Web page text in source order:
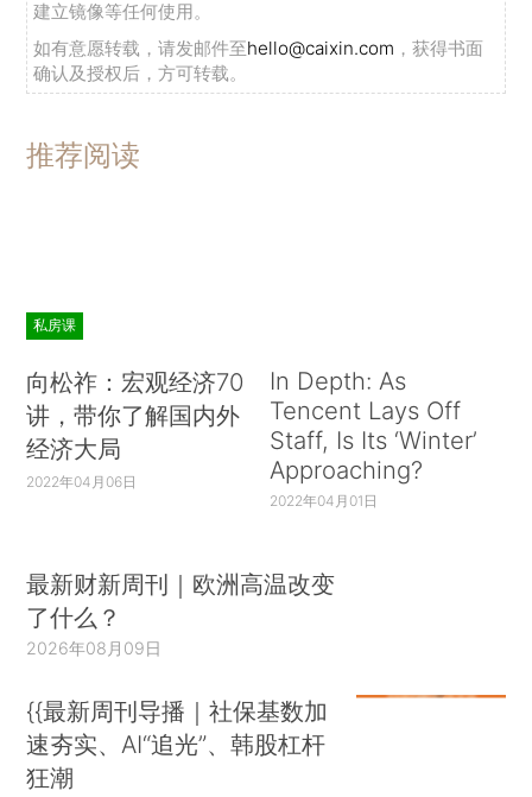
建立镜像等任何使用。
如有意愿转载，请发邮件至hello@caixin.com ，获得书面
确认及授权后，方可转载。
推荐阅读
私房课
向松祚：宏观经济70
讲，带你了解国内外
经济大局
2022年04月06日
In Depth: As
Tencent Lays Off
Staff, Is Its ‘Winter’
Approaching?
2022年04月01日
最新财新周刊｜欧洲高温改变
了什么？
2026年08月09日
{{最新周刊导播｜社保基数加
速夯实、AI“追光”、韩股杠杆
狂潮